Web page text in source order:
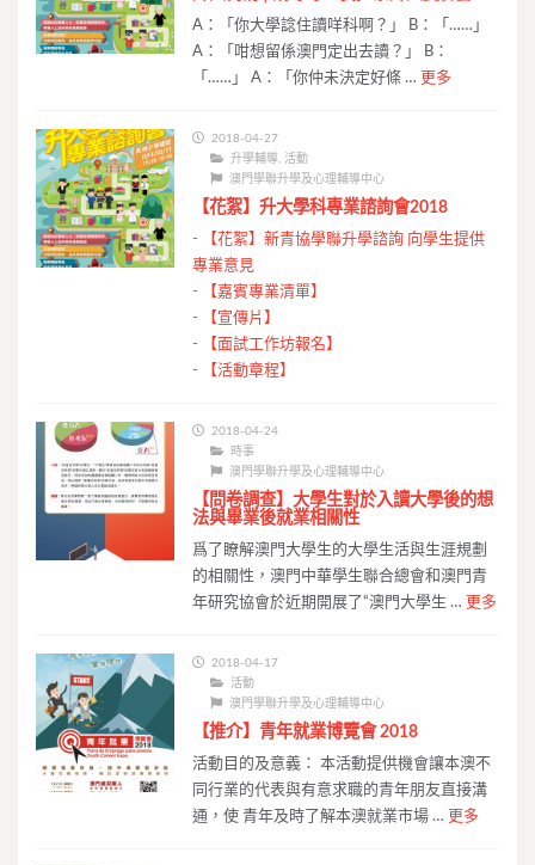
A：「你大學諗住讀咩科啊？」 B：「……」
A：「咁想留係澳門定出去讀？」 B：
「……」 A：「你仲未決定好條 … 更多
2018-04-27
升學輔導 ,活動
澳門學聯升學及心理輔導中心
【花絮】升大學科專業諮詢會2018
-
【花絮】新青協學聯升學諮詢 向學生提供
專業意見
-
【嘉賓專業清單】
-
【宣傳片】
-
【面試工作坊報名】
-
【活動章程】
2018-04-24
時事
澳門學聯升學及心理輔導中心
【問卷調查】大學生對於入讀大學後的想
法與畢業後就業相關性
爲了瞭解澳門大學生的大學生活與生涯規劃
的相關性，澳門中華學生聯合總會和澳門青
年研究協會於近期開展了“澳門大學生 … 更多
2018-04-17
活動
澳門學聯升學及心理輔導中心
【推介】青年就業博覽會 2018
活動目的及意義： 本活動提供機會讓本澳不
同行業的代表與有意求職的青年朋友直接溝
通，使 青年及時了解本澳就業市場 … 更多